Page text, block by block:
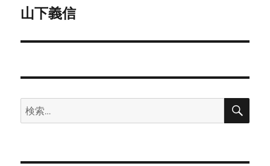
ゲ
ー
ン
次
投
山下義信
検
索:
検